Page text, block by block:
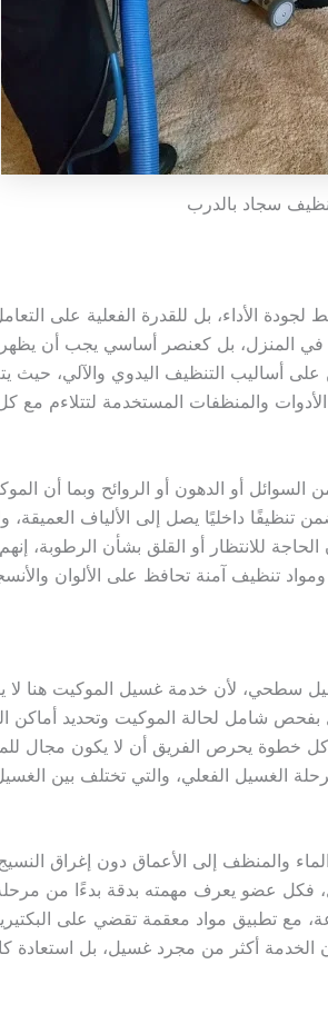
سجاد بالدرب
الأداء، بل للقدرة الفعلية على
في المنزل، بل كعنصر أساسي يجب أن
أساليب التنظيف اليدوي والآلي، حيث
والمنظفات المستخدمة لتتلاءم
أو الدهون أو الروائح وبما أن
داخليًا يصل إلى الألياف العميقة،
للانتظار أو القلق بشأن الرطوبة،
تنظيف آمنة تحافظ على الألوان
سطحي، لأن خدمة غسيل الموكيت هنا
شامل لحالة الموكيت وتحديد أماكن
خطوة يحرص الفريق أن لا يكون مجال
الغسيل الفعلي، والتي تختلف بين
والمنظف إلى الأعماق دون إغراق
فكل عضو يعرف مهمته بدقة بدءًا من
مع تطبيق مواد معقمة تقضي على
أكثر من مجرد غسيل، بل استعادة